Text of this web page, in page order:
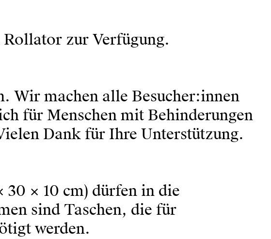
Rollator zur Verfügung.
Wir machen alle Besucher:innen
für Menschen mit Behinderungen
Dank für Ihre Unterstützung.
30 × 10 cm) dürfen in die
sind Taschen, die für
werden.